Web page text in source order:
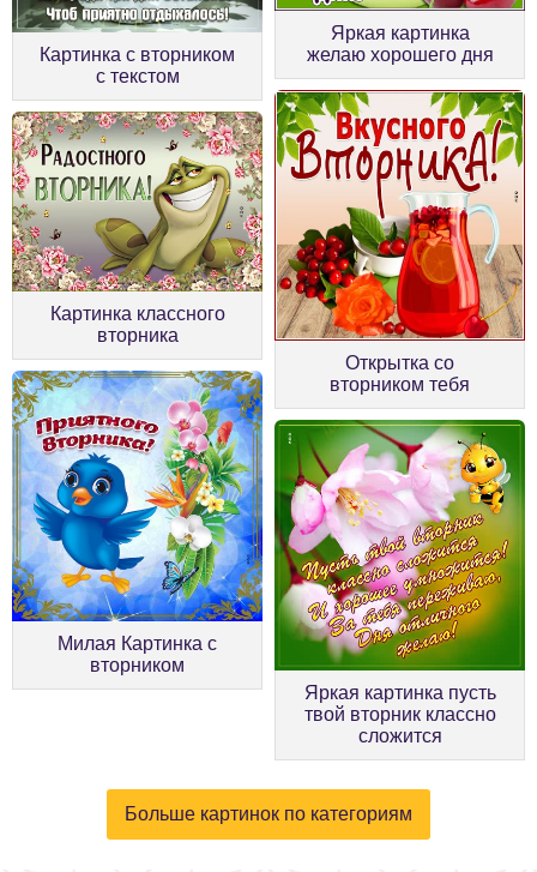
Картинка с вторником
с текстом
Яркая картинка
желаю хорошего дня
Картинка классного
вторника
Открытка со
вторником тебя
Милая Картинка с
вторником
Яркая картинка пусть
твой вторник классно
сложится
Больше картинок по категориям